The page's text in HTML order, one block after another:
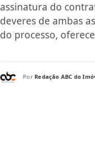
assinatura do
deveres de ambas
do processo,
Por Redação ABC do